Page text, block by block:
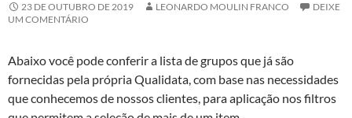
23 DE OUTUBRO DE 2019 LEONARDO MOULIN FRANCO
DEIXE
UM COMENTÁRIO
Abaixo você pode conferir a lista de grupos que já são
fornecidas pela própria Qualidata, com base nas necessidades
que conhecemos de nossos clientes, para aplicação nos filtros